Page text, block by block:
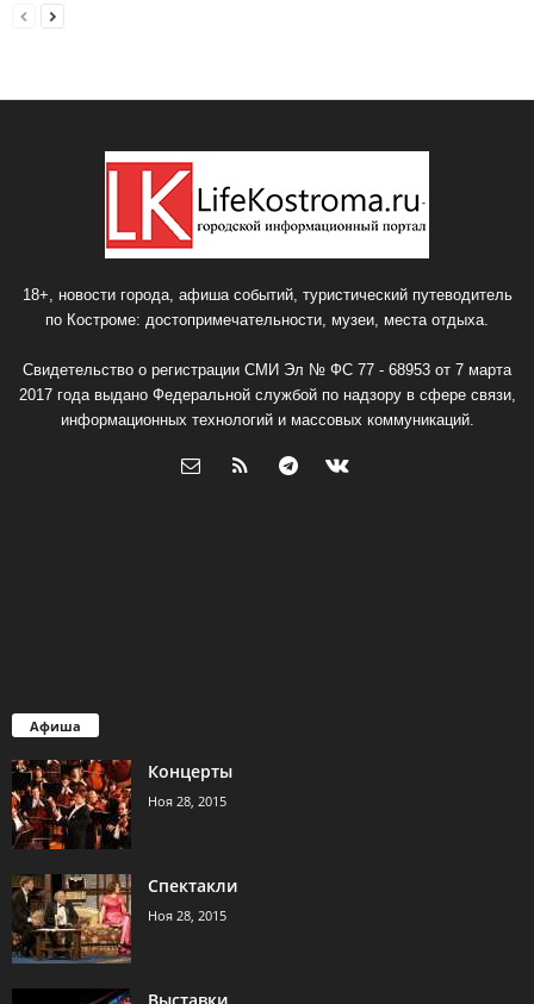
18+, новости города, афиша событий, туристический путеводитель
по Костроме: достопримечательности, музеи, места отдыха.
Свидетельство о регистрации СМИ Эл № ФС 77 - 68953 от 7 марта
2017 года выдано Федеральной службой по надзору в сфере связи,
информационных технологий и массовых коммуникаций.
Афиша
Концерты
Ноя 28, 2015
Спектакли
Ноя 28, 2015
Выставки